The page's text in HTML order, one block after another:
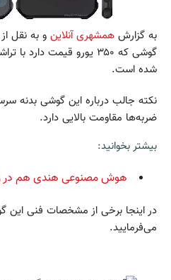
به گزارش همشهری آنلاین و به نقل
شده است.
نکته جالب درباره این گوشی بدنه
ضربه‌ها مقاومت بالایی دارد.
بیشتر بخوانید:
هوش مصنوعی‌ هندی هم در
در اینجا برخی از مشخصات فنی این
می‌فرمایید.